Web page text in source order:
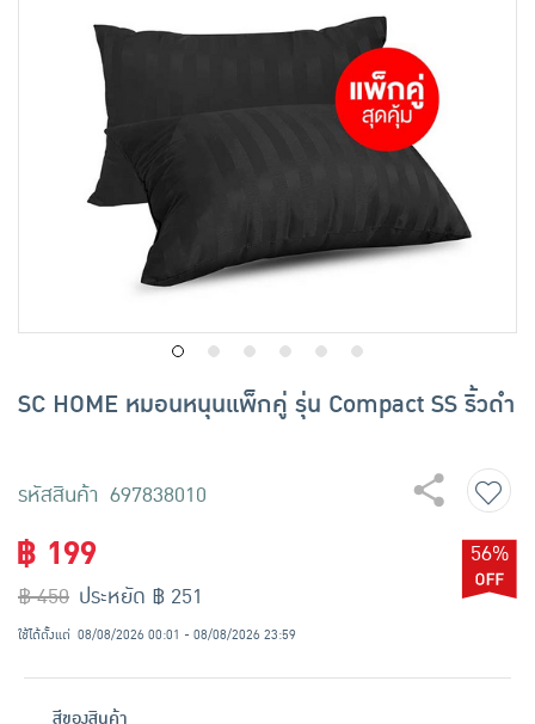
เครื่องดื่มและผงชงดื่ม
เครื่องปรุงรสและของแห้ง
ขนมขบเคี้ยว และช็อคโกแลต
อาหารสด ผัก ผลไม้และเบเกอรี่
พระเครื่อง test pop
SC HOME หมอนหนุนแพ็กคู่ รุ่น Compact SS ริ้วดำ
รหัสสินค้า 697838010
฿ 199
฿ 450
56%
ประหยัด ฿ 251
ใช้ได้ตั้งแต่ 08/08/2026 00:01 - 08/08/2026 23:59
สีของสินค้า